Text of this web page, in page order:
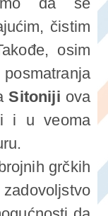
čistim
osim
Sitoniji ova
i u veoma
grčkih